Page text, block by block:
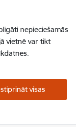
nepieciešamās
vietnē var tikt
visas